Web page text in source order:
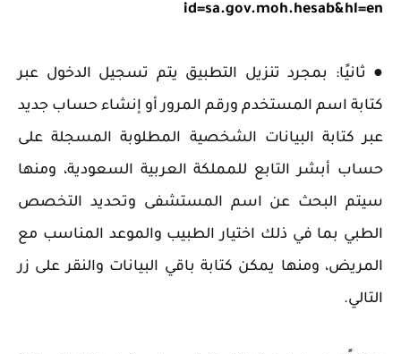
id=sa.gov.moh.hesab&hl=en
● ثانيًا: بمجرد تنزيل التطبيق يتم تسجيل الدخول عبر
كتابة اسم المستخدم ورقم المرور أو إنشاء حساب جديد
عبر كتابة البيانات الشخصية المطلوبة المسجلة على
حساب أبشر التابع للمملكة العربية السعودية، ومنها
سيتم البحث عن اسم المستشفى وتحديد التخصص
الطبي بما في ذلك اختيار الطبيب والموعد المناسب مع
المريض، ومنها يمكن كتابة باقي البيانات والنقر على زر
التالي.